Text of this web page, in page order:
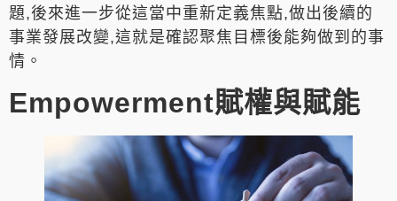
題,後來進一步從這當中重新定義焦點,做出後續的
事業發展改變,這就是確認聚焦目標後能夠做到的事
情。
Empowerment賦權與賦能